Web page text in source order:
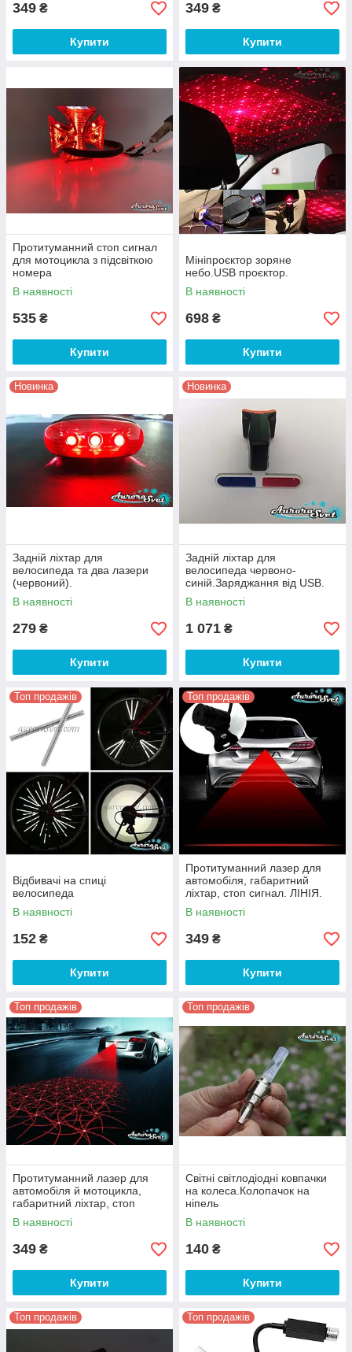
349 ₴
Купити
349 ₴
Купити
Протитуманний стоп сигнал
для мотоцикла з підсвіткою
номера
В наявності
535 ₴
Купити
Мініпроєктор зоряне
небо.USB проєктор.
В наявності
698 ₴
Купити
Новинка
Задній ліхтар для
велосипеда та два лазери
(червоний).
В наявності
279 ₴
Купити
Новинка
Задній ліхтар для
велосипеда червоно-
синій.Заряджання від USB.
В наявності
1 071 ₴
Купити
Топ продажів
Відбивачі на спиці
велосипеда
В наявності
152 ₴
Купити
Топ продажів
Протитуманний лазер для
автомобіля, габаритний
ліхтар, стоп сигнал. ЛІНІЯ.
В наявності
349 ₴
Купити
Топ продажів
Протитуманний лазер для
автомобіля й мотоцикла,
габаритний ліхтар, стоп
сигнал
В наявності
349 ₴
Купити
Топ продажів
Світні світлодіодні ковпачки
на колеса.Колопачок на
ніпель
В наявності
140 ₴
Купити
Топ продажів Топ продажів